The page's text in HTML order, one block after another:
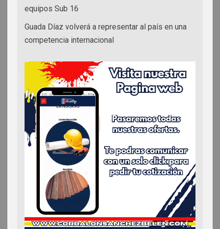
equipos Sub 16
Guada Díaz volverá a representar al país en una
competencia internacional